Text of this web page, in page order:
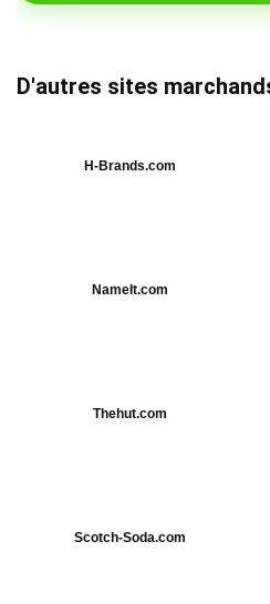
D'autres sites
H-Brands.com
NameIt.com
Thehut.com
Scotch-Soda.com